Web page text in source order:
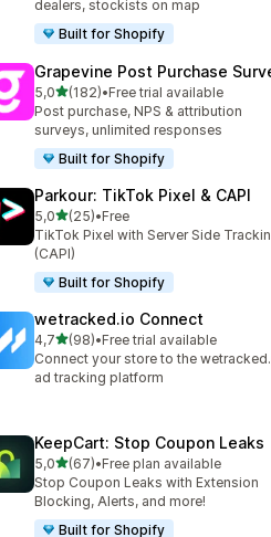
dealers, stockists on map
Built for Shopify
Grapevine Post Purchase
5,0/ 5 tähteä
(182)
182 arvostelua yhteensä
•Free trial available
Post purchase, NPS & attribution
surveys, unlimited responses
Built for Shopify
Parkour: TikTok Pixel & CAPI
5,0/ 5 tähteä
(25)
25 arvostelua yhteensä
•Free
TikTok Pixel with Server Side
(CAPI)
Built for Shopify
wetracked.io Connect
4,7/ 5 tähteä
(98)
98 arvostelua yhteensä
•Free trial available
Connect your store to the
ad tracking platform
KeepCart: Stop Coupon Leaks
5,0/ 5 tähteä
(67)
67 arvostelua yhteensä
•Free plan available
Stop Coupon Leaks with Extension
Blocking, Alerts, and more!
Built for Shopify